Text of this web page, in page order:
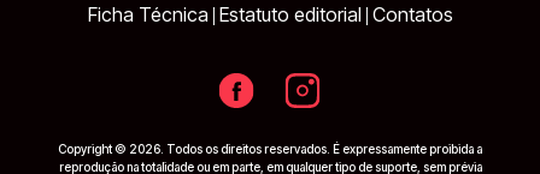
Ficha Técnica Estatuto editorial Contatos
Copyright © 2026. Todos os direitos reservados. É expressamente proibida a
reprodução na totalidade ou em parte, em qualquer tipo de suporte, sem prévia